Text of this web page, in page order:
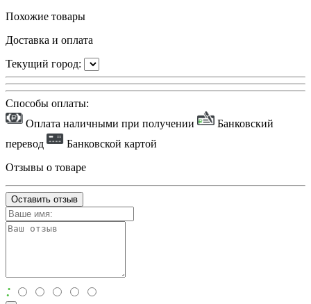
Похожие товары
Доставка и оплата
Текущий город:
Способы оплаты:
Оплата наличными при получении
Банковский
перевод
Банковской картой
Отзывы о товаре
Оставить отзыв
: